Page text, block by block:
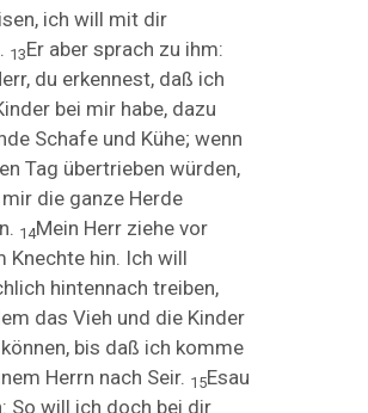
ich will mit dir
13Er aber sprach zu ihm:
du erkennest, daß ich
bei mir habe, dazu
Schafe und Kühe; wenn
Tag übertrieben würden,
die ganze Herde
14Mein Herr ziehe vor
Knechte hin. Ich will
hintennach treiben,
das Vieh und die Kinder
bis daß ich komme
Herrn nach Seir. 15Esau
So will ich doch bei dir